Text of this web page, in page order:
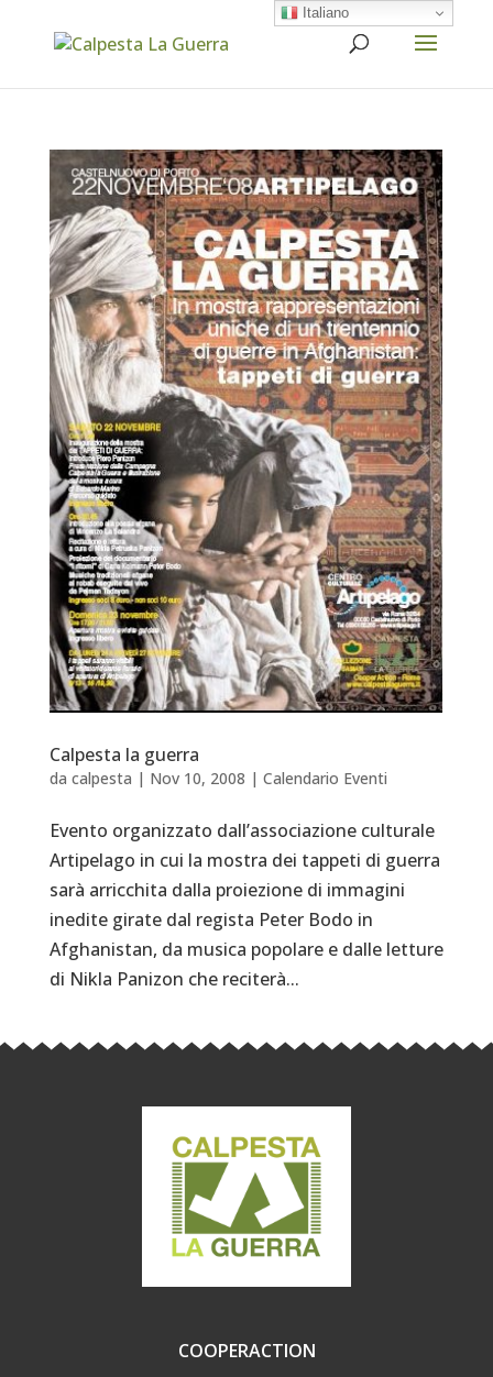
Calpesta la guerra
da calpesta | Nov 10, 2008 | Calendario Eventi
Evento organizzato dall’associazione culturale
Artipelago in cui la mostra dei tappeti di guerra
sarà arricchita dalla proiezione di immagini
inedite girate dal regista Peter Bodo in
Afghanistan, da musica popolare e dalle letture
di Nikla Panizon che reciterà...
COOPERACTION
Italiano